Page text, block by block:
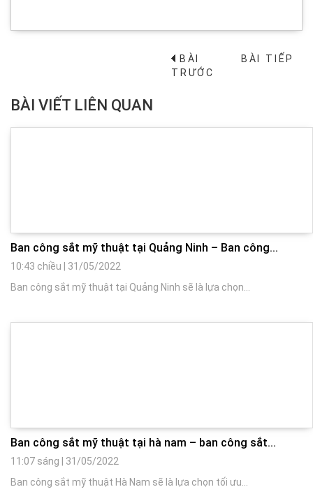
BÀI
TRƯỚC
BÀI TIẾP→
BÀI VIẾT LIÊN QUAN
Ban công sắt mỹ thuật tại Quảng Ninh – Ban công...
10:43 chiều
31/05/2022
Ban công sắt mỹ thuật tại Quảng Ninh sẽ là lựa chọn...
Ban công sắt mỹ thuật tại hà nam – ban công sắt...
11:07 sáng
31/05/2022
Ban công sắt mỹ thuật Hà Nam sẽ là lựa chọn tối ưu...